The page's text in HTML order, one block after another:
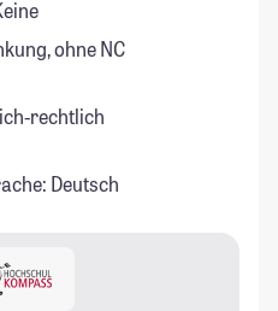
ohne NC
rechtlich
Deutsch